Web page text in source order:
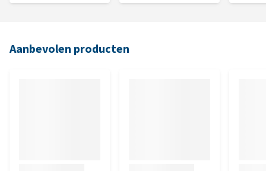
Aanbevolen producten